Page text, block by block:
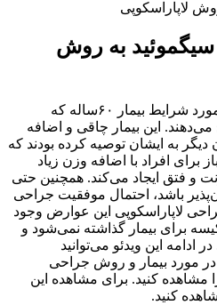
به روش
در این ویدئو دکتر قاسمیان در مورد شرایط بیمار ۶۰ساله که
این بیمار چاقی و اضافه
به ایشان توصیه کرده بودند که
برای افراد با اضافه وزن زیاد
و فتق ایجاد می‌کند. همچنین حتی
باشد، احتمال موفقیت جراحی
لاپاراسکوپی این عوارض وجود
برای بیمار گذاشته نمی‌شود و
این ویدئو می‌توانید
مورد بیمار و روش جراحی
مشاهده کنید. برای مشاهده این
کنید.